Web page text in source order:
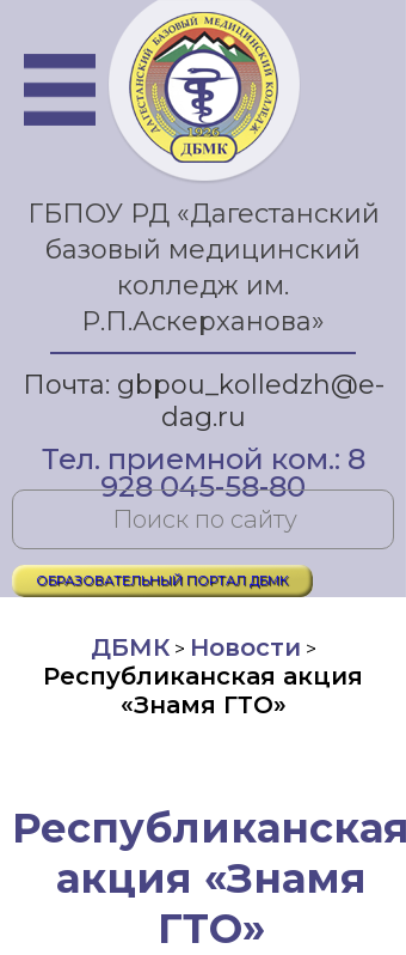
ГБПОУ РД «Дагестанский
базовый медицинский
колледж им.
Р.П.Аскерханова»
Почта: gbpou_kolledzh@e-
dag.ru
Тел. приемной ком.: 8
928 045-58-80
ОБРАЗОВАТЕЛЬНЫЙ ПОРТАЛ ДБМК
ДБМК> Новости >
Республиканская акция
«Знамя ГТО»
Республиканская
акция «Знамя
ГТО»